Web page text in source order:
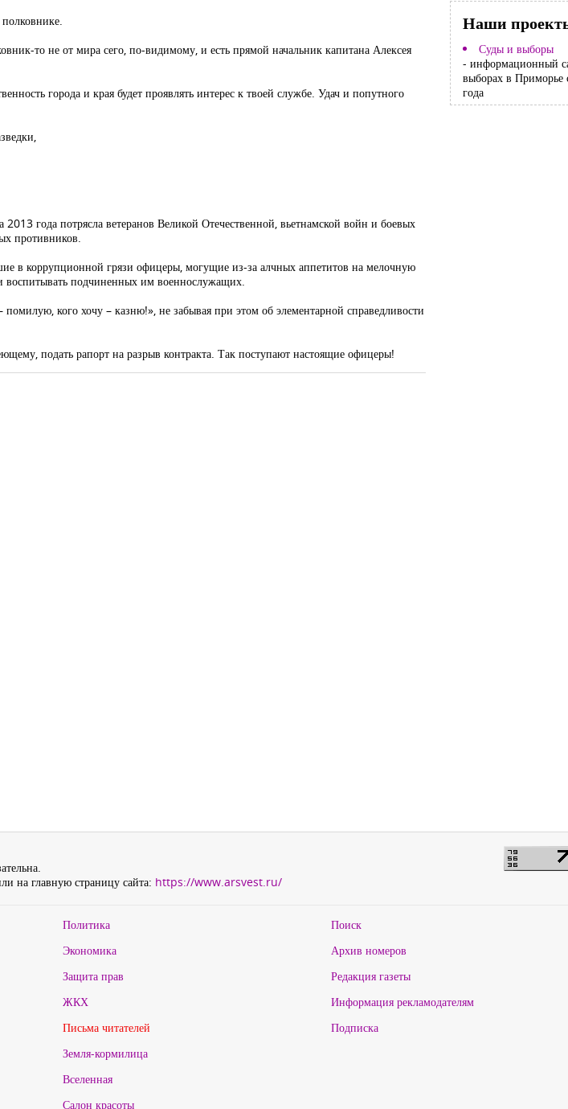
то не от мира сего, по-видимому, и есть прямой начальник капитана Алексея
города и края будет проявлять интерес к твоей службе. Удач и попутного
года потрясла ветеранов Великой Отечественной, вьетнамской войн и боевых
противников.
в коррупционной грязи офицеры, могущие из-за алчных аппетитов на мелочную
воспитывать подчиненных им военнослужащих.
кого хочу – казню!», не забывая при этом об элементарной справедливости
подать рапорт на разрыв контракта. Так поступают настоящие офицеры!
Наши
Суды и выборы
- информационный
выборах в Приморье
года
на главную страницу сайта: https://www.arsvest.ru/
Политика
Экономика
Защита прав
ЖКХ
Письма читателей
Земля-кормилица
Вселенная
Салон красоты
Поиск
Архив номеров
Редакция газеты
Информация рекламодателям
Подписка